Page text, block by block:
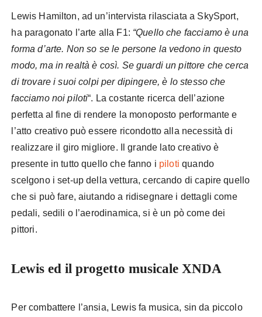
Lewis Hamilton, ad un’intervista rilasciata a SkySport,
ha paragonato l’arte alla F1: “Quello che facciamo è una
forma d’arte. Non so se le persone la vedono in questo
modo, ma in realtà è così. Se guardi un pittore che cerca
di trovare i suoi colpi per dipingere, è lo stesso che
facciamo noi piloti“. La costante ricerca dell’azione
perfetta al fine di rendere la monoposto performante e
l’atto creativo può essere ricondotto alla necessità di
realizzare il giro migliore. Il grande lato creativo è
presente in tutto quello che fanno i piloti quando
scelgono i set-up della vettura, cercando di capire quello
che si può fare, aiutando a ridisegnare i dettagli come
pedali, sedili o l’aerodinamica, si è un pò come dei
pittori.
Lewis ed il progetto musicale XNDA
Per combattere l’ansia, Lewis fa musica, sin da piccolo